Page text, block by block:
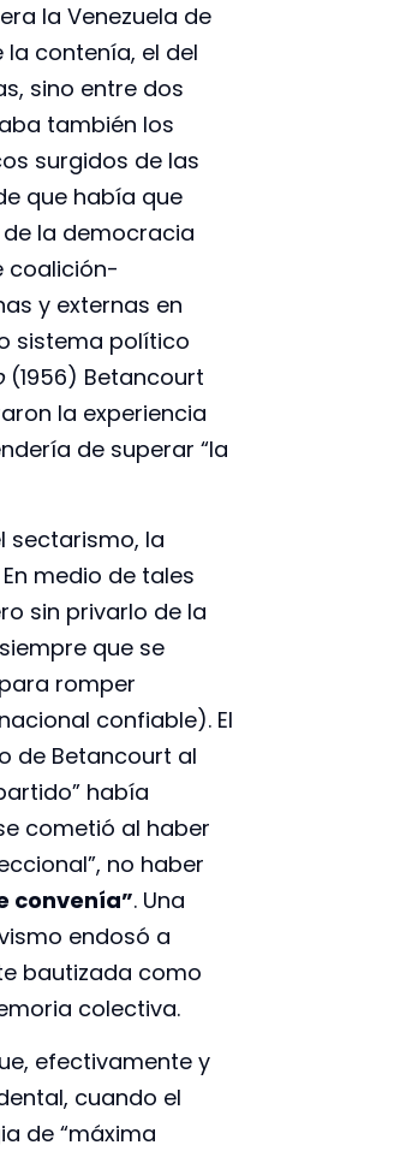
la Venezuela de
contenía, el del
sino entre dos
también los
surgidos de las
que había que
la democracia
coalición-
y externas en
sistema político
(1956) Betancourt
la experiencia
de superar “la
sectarismo, la
medio de tales
sin privarlo de la
que se
romper
confiable). El
de Betancourt al
había
cometió al haber
no haber
convenía”. Una
endosó a
bautizada como
colectiva.
efectivamente y
cuando el
de “máxima